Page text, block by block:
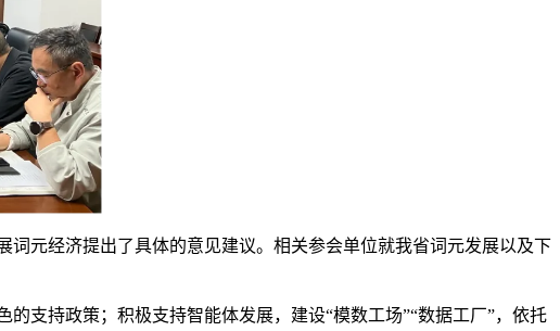
元经济提出了具体的意见建议。相关参会单位就我省词元发展以及下
支持政策；积极支持智能体发展，建设“模数工场”“数据工厂”，依托